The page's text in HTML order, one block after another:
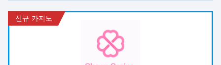
신규 카지노